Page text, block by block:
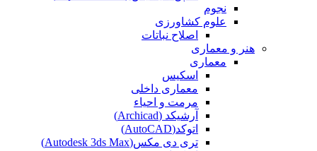
نجوم
علوم کشاورزی
اصلاح نباتات
هنر و معماری
معماری
اسکیس
معماری داخلی
مرمت و احیاء
آرشیکد (Archicad)
اتوکد(AutoCAD)
تری دی مکس(Autodesk 3ds Max)